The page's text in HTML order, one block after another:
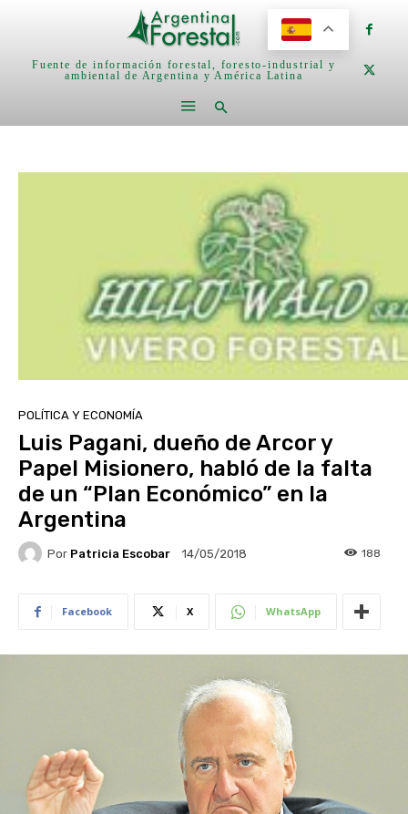
Fuente de información forestal, foresto-industrial y
ambiental de Argentina y América Latina
POLÍTICA Y ECONOMÍA
Luis Pagani, dueño de Arcor y
Papel Misionero, habló de la falta
de un “Plan Económico” en la
Argentina
Por Patricia Escobar 14/05/2018 188
Facebook X WhatsApp